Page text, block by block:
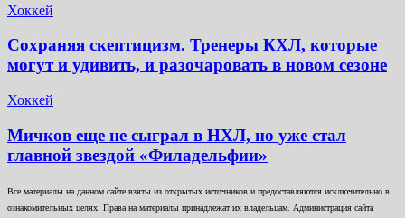
Хоккей
Сохраняя скептицизм. Тренеры КХЛ, которые
могут и удивить, и разочаровать в новом сезоне
Хоккей
Мичков еще не сыграл в НХЛ, но уже стал
главной звездой «Филадельфии»
Все материалы на данном сайте взяты из открытых источников и предоставляются исключительно в
ознакомительных целях. Права на материалы принадлежат их владельцам. Администрация сайта